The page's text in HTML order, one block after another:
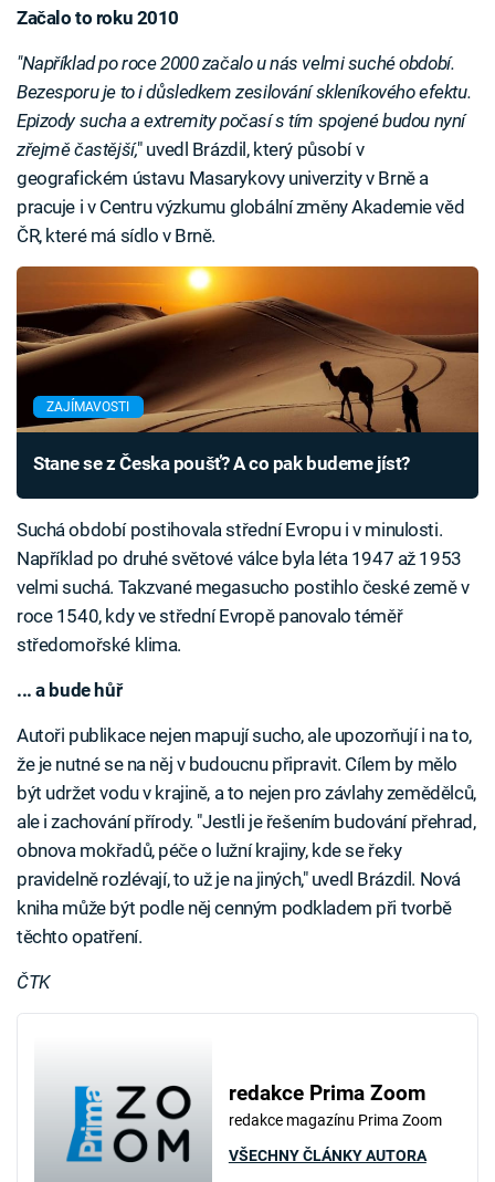
Začalo to roku 2010
"Například po roce 2000 začalo u nás velmi suché období.
Bezesporu je to i důsledkem zesilování skleníkového efektu.
Epizody sucha a extremity počasí s tím spojené budou nyní
zřejmě častější," uvedl Brázdil, který působí v
geografickém ústavu Masarykovy univerzity v Brně a
pracuje i v Centru výzkumu globální změny Akademie věd
ČR, které má sídlo v Brně.
ZAJÍMAVOSTI
Stane se z Česka poušť? A co pak budeme jíst?
Suchá období postihovala střední Evropu i v minulosti.
Například po druhé světové válce byla léta 1947 až 1953
velmi suchá. Takzvané megasucho postihlo české země v
roce 1540, kdy ve střední Evropě panovalo téměř
středomořské klima.
... a bude hůř
Autoři publikace nejen mapují sucho, ale upozorňují i na to,
že je nutné se na něj v budoucnu připravit. Cílem by mělo
být udržet vodu v krajině, a to nejen pro závlahy zemědělců,
ale i zachování přírody. "Jestli je řešením budování přehrad,
obnova mokřadů, péče o lužní krajiny, kde se řeky
pravidelně rozlévají, to už je na jiných," uvedl Brázdil. Nová
kniha může být podle něj cenným podkladem při tvorbě
těchto opatření.
ČTK
redakce Prima Zoom
redakce magazínu Prima Zoom
VŠECHNY ČLÁNKY AUTORA